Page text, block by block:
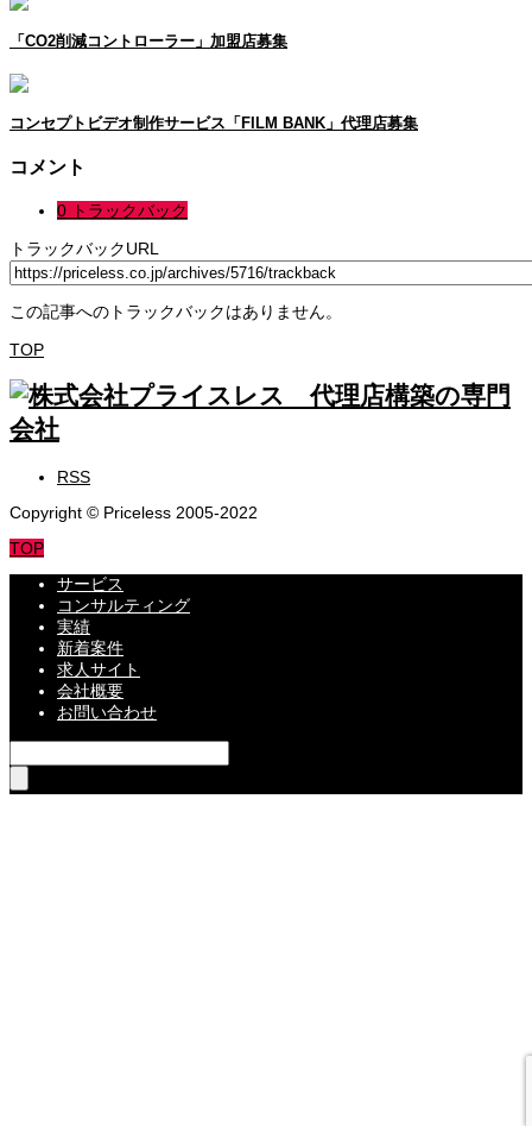
「CO2削減コントローラー」加盟店募集
コンセプトビデオ制作サービス「FILM BANK」代理店募集
コメント
0 トラックバック
トラックバックURL
この記事へのトラックバックはありません。
TOP
RSS
Copyright © Priceless 2005-2022
TOP
サービス
コンサルティング
実績
新着案件
求人サイト
会社概要
お問い合わせ